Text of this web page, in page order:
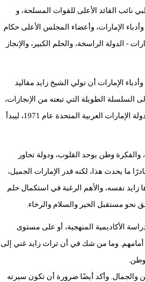
القائد الأعلى للقوات المسلحة، و
الإمارات، وأعضاء المجلس الأعلى حكام
الدولة الراسخة، والحلم الكبير، والإنجاز
الإمارات أن تولي الشيخ زايد مقاليد
الطويلة التي تبعته من الإنجازات،
فقيمة الحدث في ذاته لا شك، لكنها تتأكد كذلك في ما تولد عنه من أحداث أخرى توّجها الإعلان المجيد لقيام دولة الإمارات العربية المتحدة عام 1971، ليبدأ
وطن يوحد القلوب، ودولة تحاور
ما يحدث هذا، لكنه قدر الإمارات الجميل،
زايد نفسه، والأهم الرغبة في استكمال حلم
نحو مستقبل الخير والسلام والرخاء.
الأكاديمية المنهجية، أو على مستوى
أمامهم. وما من شك في أن تراث زايد غني إلى
والجمال. وأكد أيضًا ضرورة أن تكون سيرته